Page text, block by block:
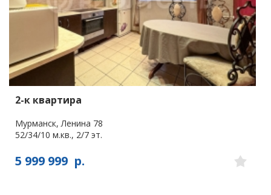
2-к квартира
Мурманск, Ленина 78
52/34/10 м.кв., 2/7 эт.
5 999 999 р.